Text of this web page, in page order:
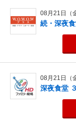
08月21日（
続・深夜
08月21日（
深夜食堂